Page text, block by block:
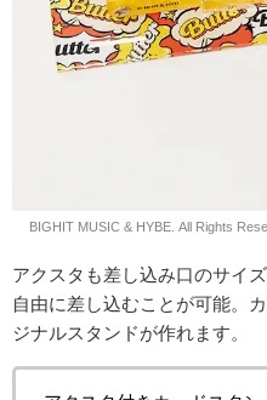
© BIGHIT MUSIC & HYBE. All Rights
アクスタも差し込み口のサイ
自由に差し込むことが可能。
ジナルスタンドが作れます。